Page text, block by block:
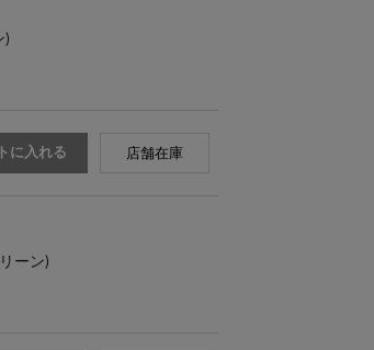
)
に入れる 店舗在庫
ーン)